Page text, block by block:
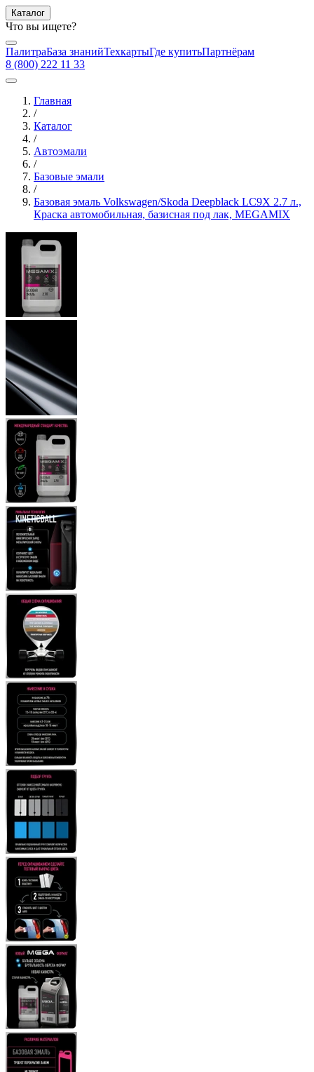
Каталог
Что вы ищете?
ПалитраБаза знанийТехкартыГде купитьПартнёрам
8 (800) 222 11 33
Главная
/
Каталог
/
Автоэмали
/
Базовые эмали
/
Базовая эмаль Volkswagen/Skoda Deepblack LC9X 2.7 л.,
Краска автомобильная, базисная под лак, MEGAMIX